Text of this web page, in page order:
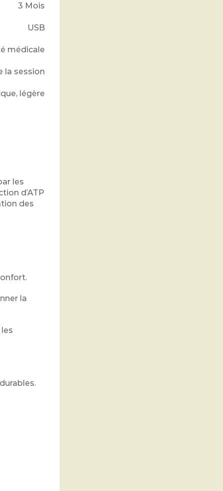
3 Mois
USB
médicale
la session
légère
les
d’ATP
des
la